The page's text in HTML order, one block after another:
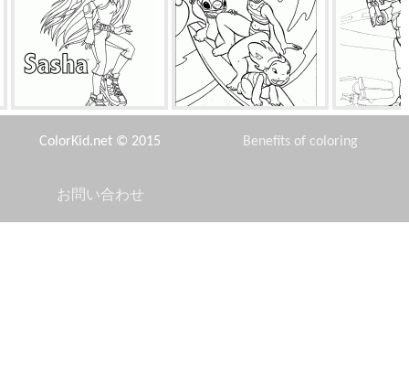
サーシャとローラー リロ、ナニ、ステッチ コスチュー
ColorKid.net © 2015 Benefits of coloring
お問い合わせ